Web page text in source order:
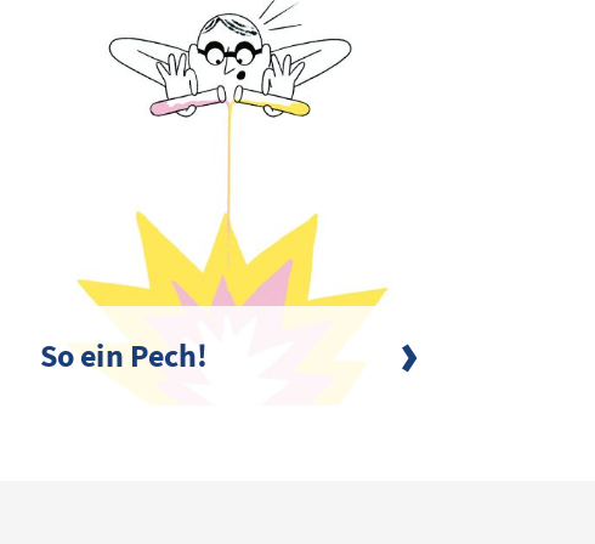
So ein Pech!